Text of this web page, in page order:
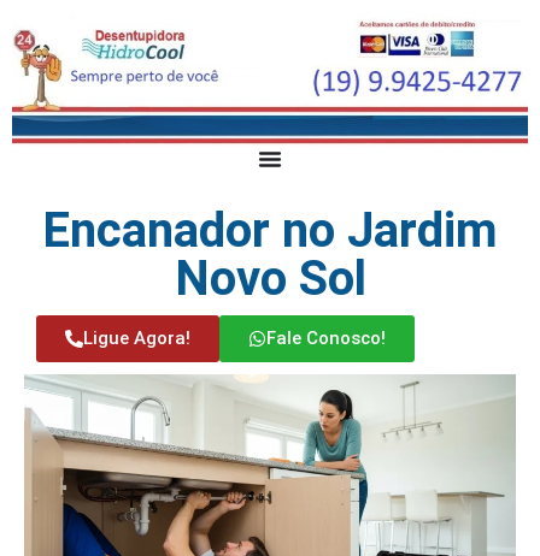
Encanador no Jardim
Novo Sol
Ligue Agora! Fale Conosco!